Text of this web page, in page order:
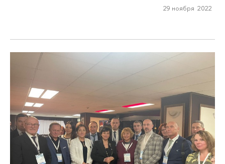
29 ноября 2022